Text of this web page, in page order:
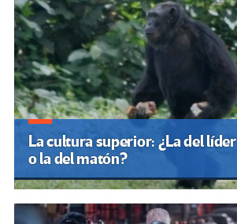
La cultura superior: ¿La del líder
o la del matón?